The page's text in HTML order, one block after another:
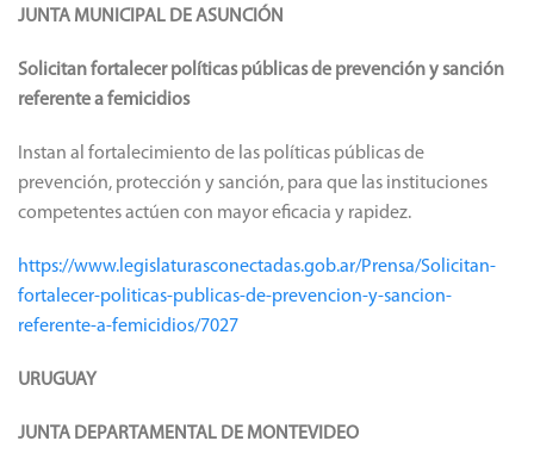
JUNTA MUNICIPAL DE ASUNCIÓN
Solicitan fortalecer políticas públicas de prevención y sanción
referente a femicidios
Instan al fortalecimiento de las políticas públicas de
prevención, protección y sanción, para que las instituciones
competentes actúen con mayor eficacia y rapidez.
https://www.legislaturasconectadas.gob.ar/Prensa/Solicitan-
fortalecer-politicas-publicas-de-prevencion-y-sancion-
referente-a-femicidios/7027
URUGUAY
JUNTA DEPARTAMENTAL DE MONTEVIDEO